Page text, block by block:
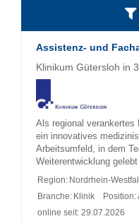
Assistenz- und
Klinikum Gütersloh in
Als regional verankertes
ein innovatives
Arbeitsumfeld, in dem
Weiterentwicklung gelebt
Region: Nordrhein-
Branche: Klinik Position:
online seit: 29.07.2026